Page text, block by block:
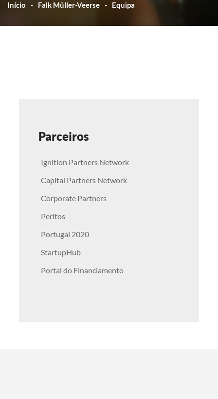
Início Falk Müller-Veerse Equipa
Parceiros
Ignition Partners Network
Capital Partners Network
Corporate Partners
Peritos
Portugal 2020
StartupHub
Portal do Financiamento